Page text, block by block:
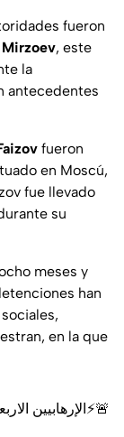
fueron
, este
la
antecedentes
fueron
en Moscú,
fue llevado
su
meses y
han
en la que
🚨⚡️الإرهابيين